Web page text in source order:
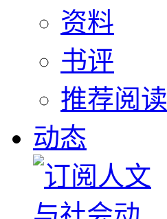
资料
书评
推荐阅读
动态